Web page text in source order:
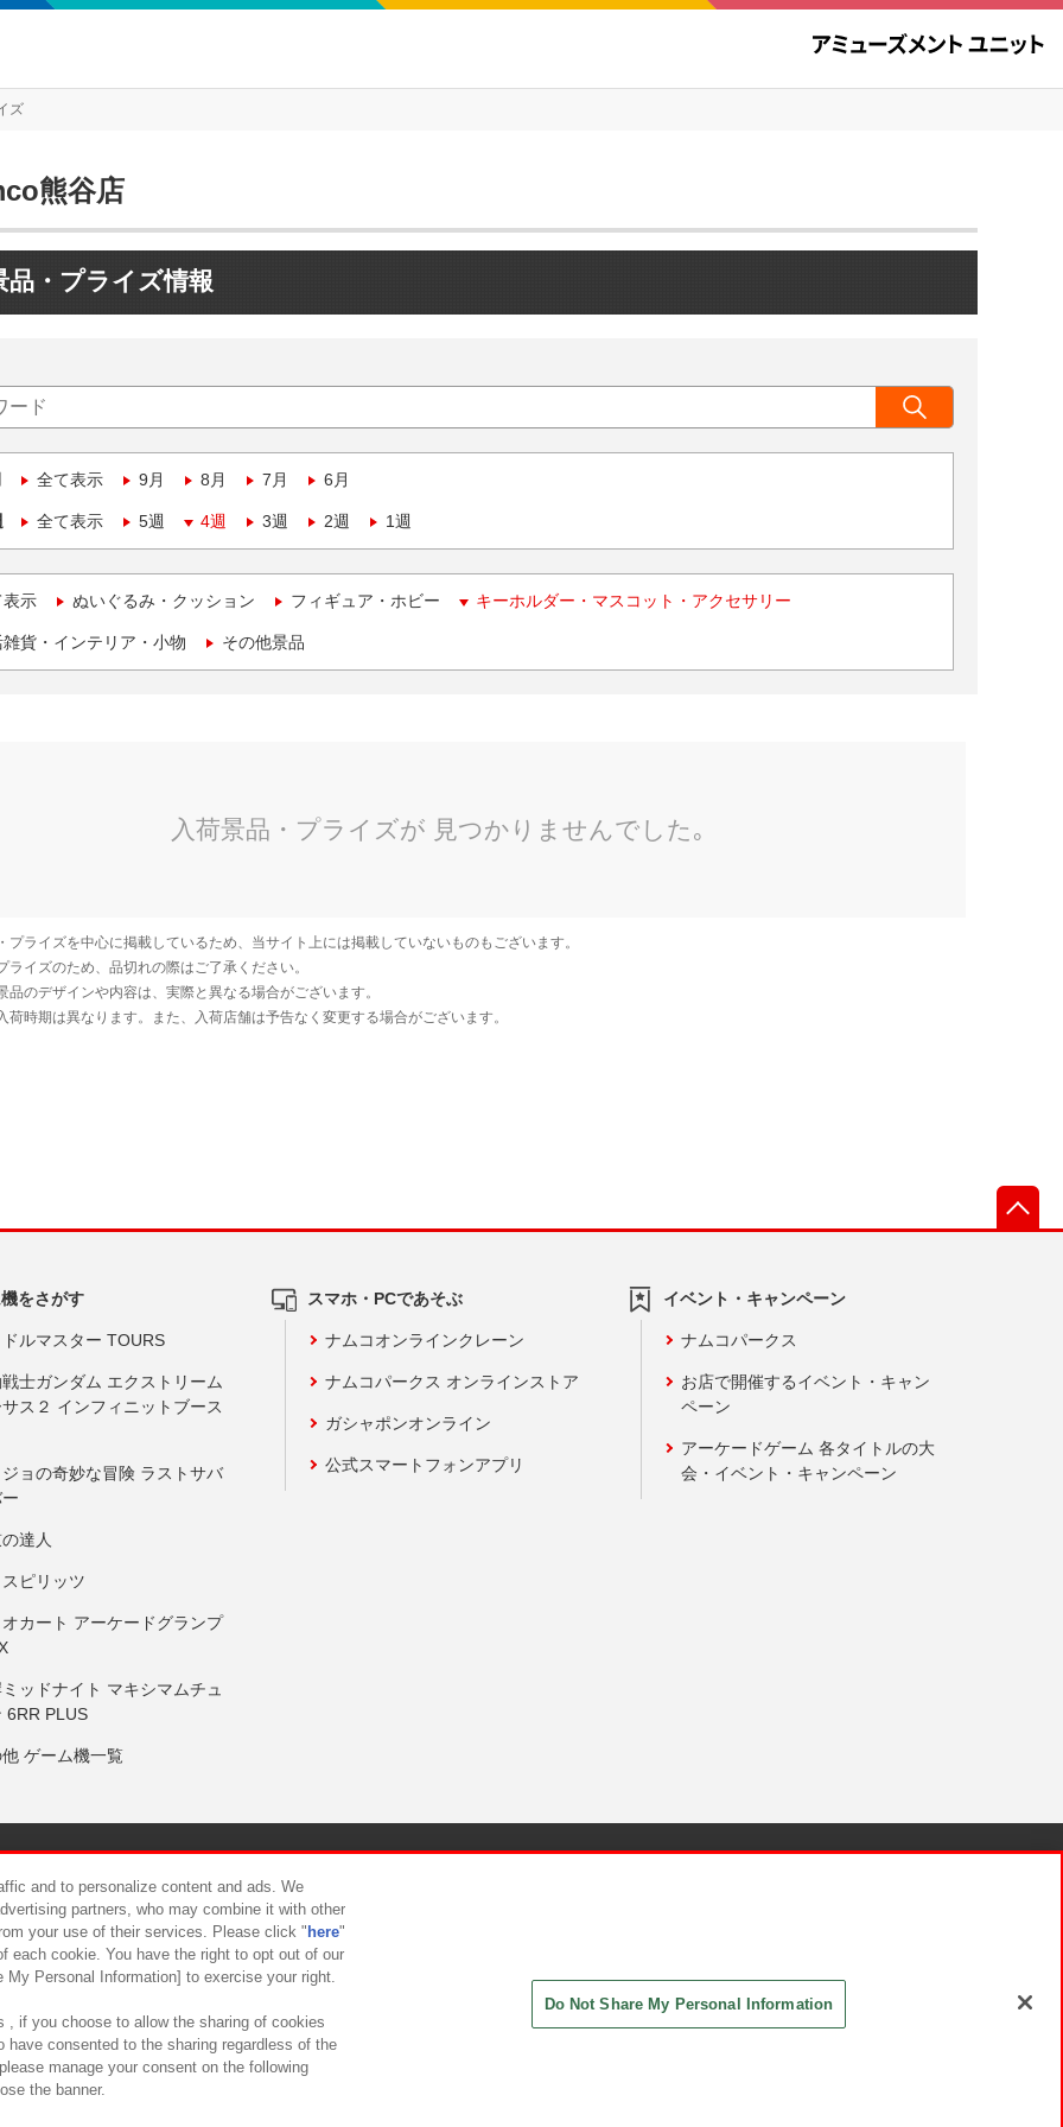
ズ
熊谷店
品・プライズ情報
全て表示 9月 8月 7月 6月
全て表示 5週 4週 3週 2週 1週
表示 ぬいぐるみ・クッション フィギュア・ホビー キーホルダー・マスコット・アクセサリー
貨・インテリア・小物 その他景品
をさがす
ルマスター TOURS
士ガンダム エクストリーム
ス２ インフィニットブース
ョの奇妙な冒険 ラストサバ
達人
ピリッツ
カート アーケードグランプ
ッドナイト マキシマムチュ
6RR PLUS
ゲーム機一覧
スマホ・PCであそぶ
ナムコオンラインクレーン
ナムコパークス オンラインストア
ガシャポンオンライン
公式スマートフォンアプリ
イベント・キャンペーン
ナムコパークス
お店で開催するイベント・キャン
ペーン
アーケードゲーム 各タイトルの大
会・イベント・キャンペーン
について カスタマーハラスメント対応方針
and to personalize content and ads. We
partners, who may combine it with other
your use of their services. Please click " here"
each cookie. You have the right to opt out of our
Personal Information] to exercise your right.
, if you choose to allow the sharing of cookies
have consented to the sharing regardless of the
manage your consent on the following
the banner.
Do Not Share My Personal Information